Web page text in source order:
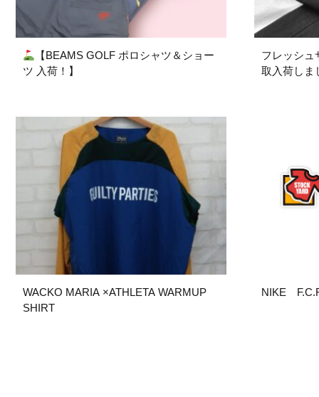
【BEAMS GOLF ポロシャツ＆ショー
ツ 入荷！】
フレッシ
取入荷しま
WACKO MARIA ×ATHLETA WARMUP
SHIRT
NIKE